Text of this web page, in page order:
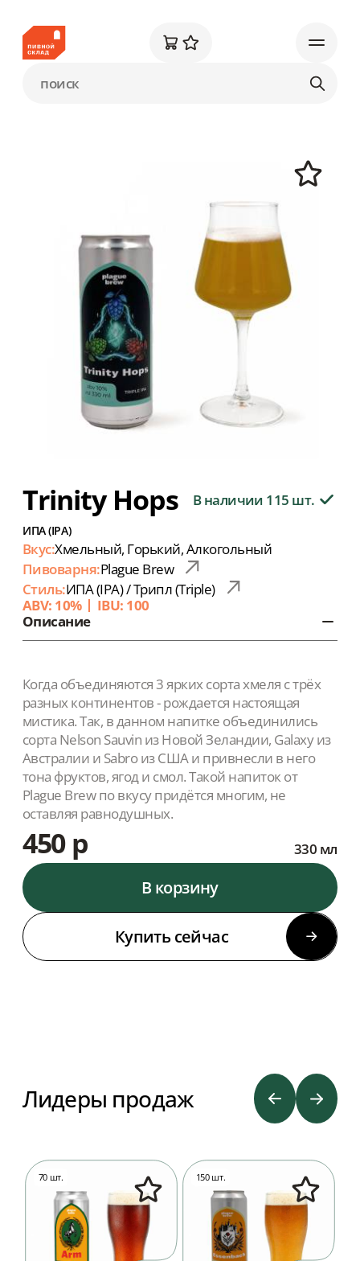
Trinity Hops В наличии 115 шт.
ИПА (IPA)
Вкус:Хмельный, Горький, Алкогольный
Пивоварня:Plague Brew
Стиль:ИПА (IPA) / Трипл (Triple)
ABV: 10%
IBU: 100
Описание
Когда объединяются 3 ярких сорта хмеля с трёх
разных континентов - рождается настоящая
мистика. Так, в данном напитке объединились
сорта Nelson Sauvin из Новой Зеландии, Galaxy из
Австралии и Sabro из США и привнесли в него
тона фруктов, ягод и смол. Такой напиток от
Plague Brew по вкусу придётся многим, не
оставляя равнодушных.
450 р 330 мл
В корзину
Купить сейчас
Лидеры продаж
70 шт. 150 шт.